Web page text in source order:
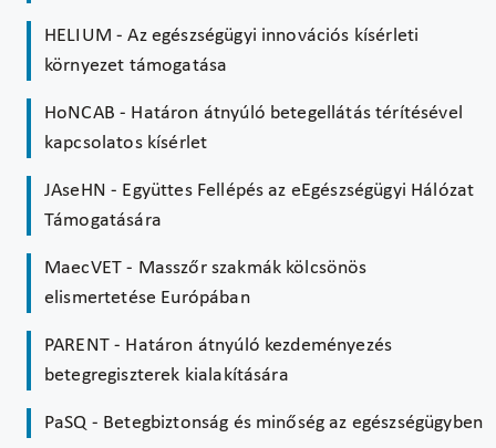
HELIUM - Az egészségügyi innovációs kísérleti
környezet támogatása
HoNCAB - Határon átnyúló betegellátás térítésével
kapcsolatos kísérlet
JAseHN - Együttes Fellépés az eEgészségügyi Hálózat
Támogatására
MaecVET - Masszőr szakmák kölcsönös
elismertetése Európában
PARENT - Határon átnyúló kezdeményezés
betegregiszterek kialakítására
PaSQ - Betegbiztonság és minőség az egészségügyben